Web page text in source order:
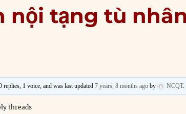
nội tạng tù
replies, 1 voice, and was last updated 7 years, 8 months agoby NCQT.
threads